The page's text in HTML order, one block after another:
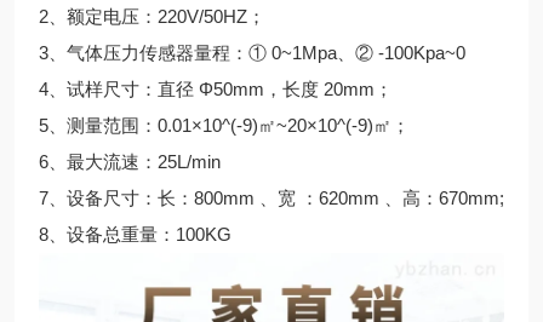
2、额定电压：220V/50HZ；
3、气体压力传感器量程：① 0~1Mpa、② -100Kpa~0
4、试样尺寸：直径 Φ50mm，长度 20mm；
5、测量范围：0.01×10^(-9)㎡~20×10^(-9)㎡；
6、最大流速：25L/min
7、设备尺寸：长：800mm 、宽 ：620mm 、高：670mm;
8、设备总重量：100KG